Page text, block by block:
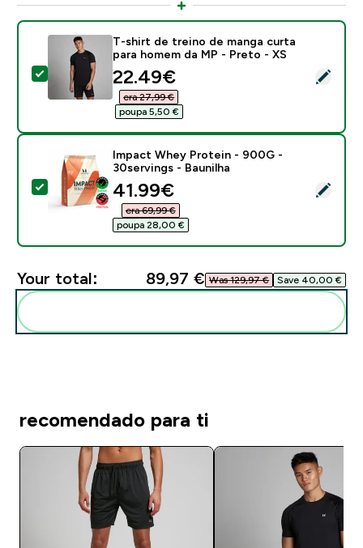
Select this product - T-shirt de treino de manga
T-shirt de treino de manga curta
para homem da MP - Preto - XS
discounted price
22.49€‎
era 27,99 €‎
poupa 5,50 €‎
Select this product - Impact Whey Protein - 900G -
Impact Whey Protein - 900G -
30servings - Baunilha
discounted price
41.99€‎
era 69,99 €‎
poupa 28,00 €‎
Your total: 89,97 €‎ Was 129,97 €‎ Save 40,00 €‎
recomendado para ti